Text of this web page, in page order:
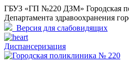
ГБУЗ «ГП №220 ДЗМ» Городская
Департамента здравоохранения
Версия для слабовидящих
Диспансеризация